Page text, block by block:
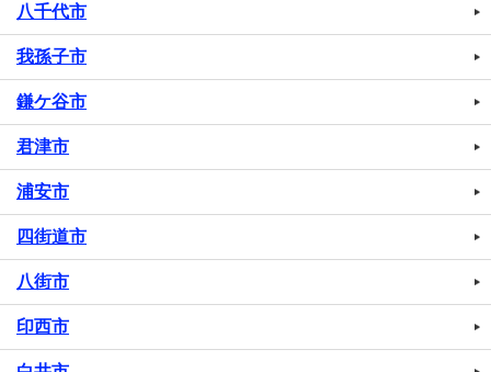
八千代市
我孫子市
鎌ケ谷市
君津市
浦安市
四街道市
八街市
印西市